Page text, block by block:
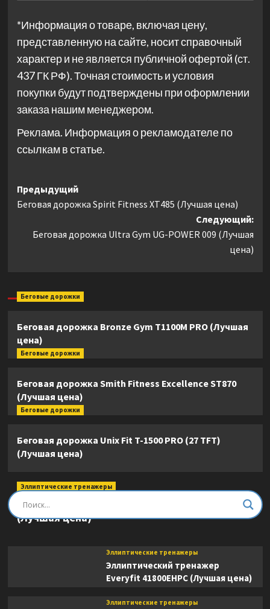
*Информация о товаре, включая цену,
представленную на сайте, носит справочный
характер и не является публичной офертой (ст.
437 ГК РФ). Точная стоимость и условия
покупки будут подтверждены при оформлении
заказа нашим менеджером.
Реклама. Информация о рекламодателе по
ссылкам в статье.
Навигация
записи
Предыдущий
Беговая дорожка Spirit Fitness XT485 (Лучшая цена)
Следующий:
Беговая дорожка Ultra Gym UG-POWER 009 (Лучшая
цена)
Беговые дорожки
Беговая дорожка Bronze Gym T1100M PRO (Лучшая
цена)
Беговые дорожки
Беговая дорожка Smith Fitness Excellence ST870
(Лучшая цена)
Беговые дорожки
Беговая дорожка Unix Fit T-1500 PRO (27 TFT)
(Лучшая цена)
Эллиптические тренажеры
Эллиптический тренажер DFC E8745T
(Лучшая цена)
Эллиптические тренажеры
Эллиптический тренажер
Everyfit 41800EHPC (Лучшая цена)
Эллиптические тренажеры